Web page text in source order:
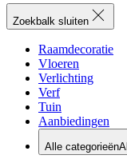
Zoekbalk sluiten
Raamdecoratie
Vloeren
Verlichting
Verf
Tuin
Aanbiedingen
Alle categorieën